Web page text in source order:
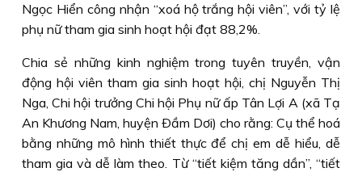
Ngọc Hiển công nhận “xoá hộ trắng hội viên”, với tỷ lệ
phụ nữ tham gia sinh hoạt hội đạt 88,2%.
Chia sẻ những kinh nghiệm trong tuyên truyền, vận
động hội viên tham gia sinh hoạt hội, chị Nguyễn Thị
Nga, Chi hội trưởng Chi hội Phụ nữ ấp Tân Lợi A (xã Tạ
An Khương Nam, huyện Ðầm Dơi) cho rằng: Cụ thể hoá
bằng những mô hình thiết thực để chị em dễ hiểu, dễ
tham gia và dễ làm theo. Từ “tiết kiệm tăng dần”, “tiết